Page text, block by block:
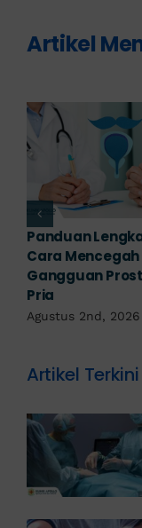
Artikel
Prostat pada
Apakah Ada? Ini
Penjelasannya
Juli 25th, 2026
Artikel Terkini